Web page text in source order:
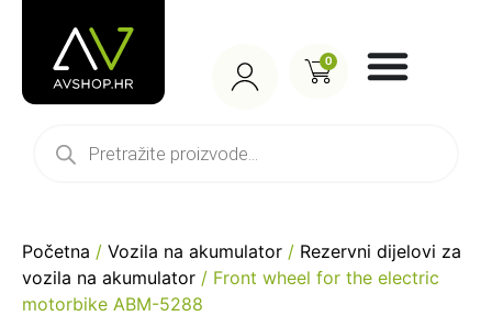
0
Početna / Vozila na akumulator / Rezervni dijelovi za
vozila na akumulator / Front wheel for the electric
motorbike ABM-5288